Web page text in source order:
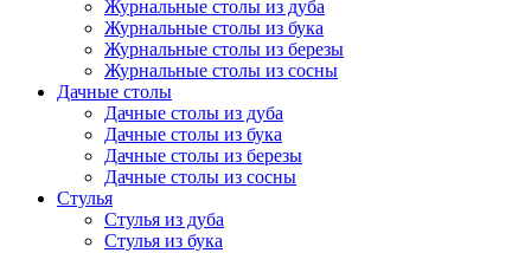
Журнальные столы из дуба
Журнальные столы из бука
Журнальные столы из березы
Журнальные столы из сосны
Дачные столы
Дачные столы из дуба
Дачные столы из бука
Дачные столы из березы
Дачные столы из сосны
Стулья
Стулья из дуба
Стулья из бука